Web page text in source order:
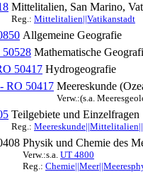
Mittelitalien, San Marino,
Reg.: Mittelitalien||Vatikanstadt
Allgemeine Geografie
Mathematische
50417 Hydrogeografie
RO 50417 Meereskunde
Verw.:(s.a.
Teilgebiete und Einzelfragen
Reg.:
Physik und Chemie des
Verw.:s.a. UT 4800
Reg.: